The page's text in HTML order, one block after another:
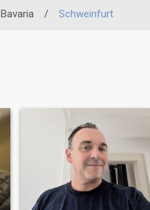
Bavaria / Schweinfurt